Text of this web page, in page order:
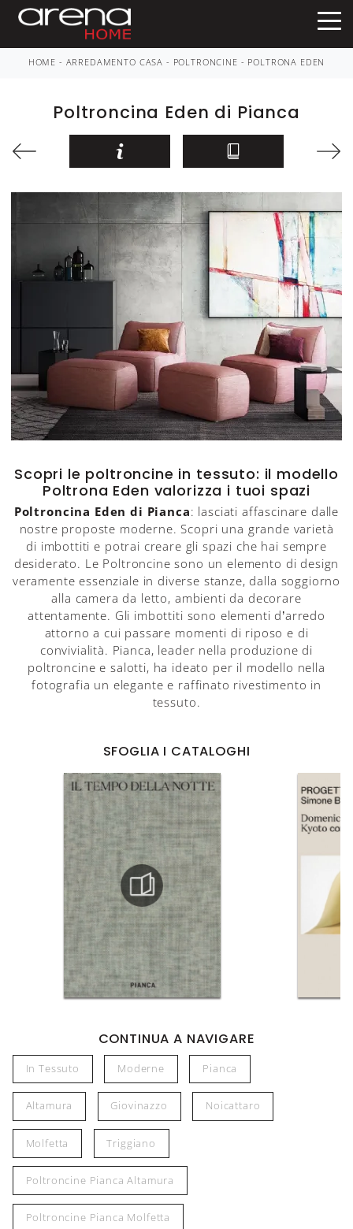
HOME - ARREDAMENTO CASA - POLTRONCINE - POLTRONA EDEN
Poltroncina Eden di Pianca
Scopri le poltroncine in tessuto: il modello
Poltrona Eden valorizza i tuoi spazi
Poltroncina Eden di Pianca: lasciati affascinare dalle
nostre proposte moderne. Scopri una grande varietà
di imbottiti e potrai creare gli spazi che hai sempre
desiderato. Le Poltroncine sono un elemento di design
veramente essenziale in diverse stanze, dalla soggiorno
alla camera da letto, ambienti da decorare
attentamente. Gli imbottiti sono elementi d’arredo
attorno a cui passare momenti di riposo e di
convivialità. Pianca, leader nella produzione di
poltroncine e salotti, ha ideato per il modello nella
fotografia un elegante e raffinato rivestimento in
tessuto.
SFOGLIA I CATALOGHI
CONTINUA A NAVIGARE
In Tessuto Moderne Pianca
Altamura Giovinazzo Noicattaro
Molfetta Triggiano
Poltroncine Pianca Altamura
Poltroncine Pianca Molfetta